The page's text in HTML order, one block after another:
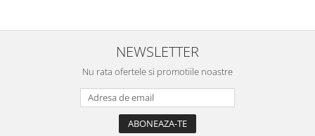
Masini de cusut si accesorii
Articole antidaunatori gradina
Suflante si aspiratoare exterior
NEWSLETTER
Nu rata ofertele si promotiile noastre